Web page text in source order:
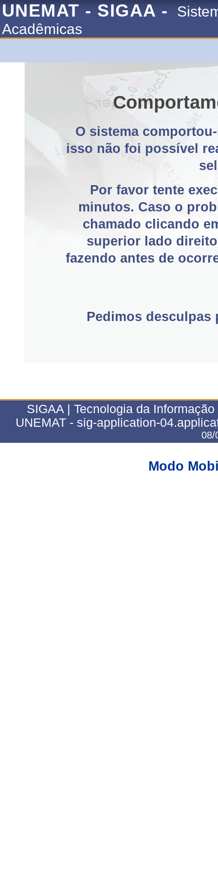
UNEMAT - SIGAA -
Acadêmicas
O sistema
isso não foi possível
Por favor tente
minutos. Caso o
chamado clicando
superior lado
fazendo antes de
Pedimos
SIGAA | Tecnologia da
UNEMAT - sig-application-
08/
Modo